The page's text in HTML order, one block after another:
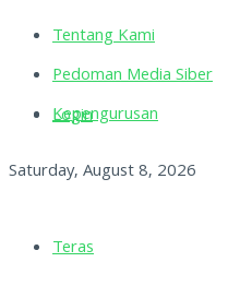
Tentang Kami
Pedoman Media Siber
Kepengurusan
Saturday, August 8, 2026
Login
Teras